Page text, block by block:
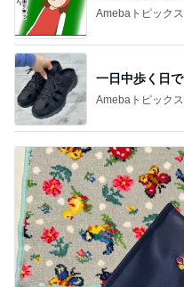
Amebaトピックス
一日中歩く日
Amebaトピックス